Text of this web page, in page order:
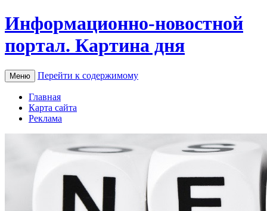
Информационно-новостной
портал. Картина дня
Меню Перейти к содержимому
Главная
Карта сайта
Реклама